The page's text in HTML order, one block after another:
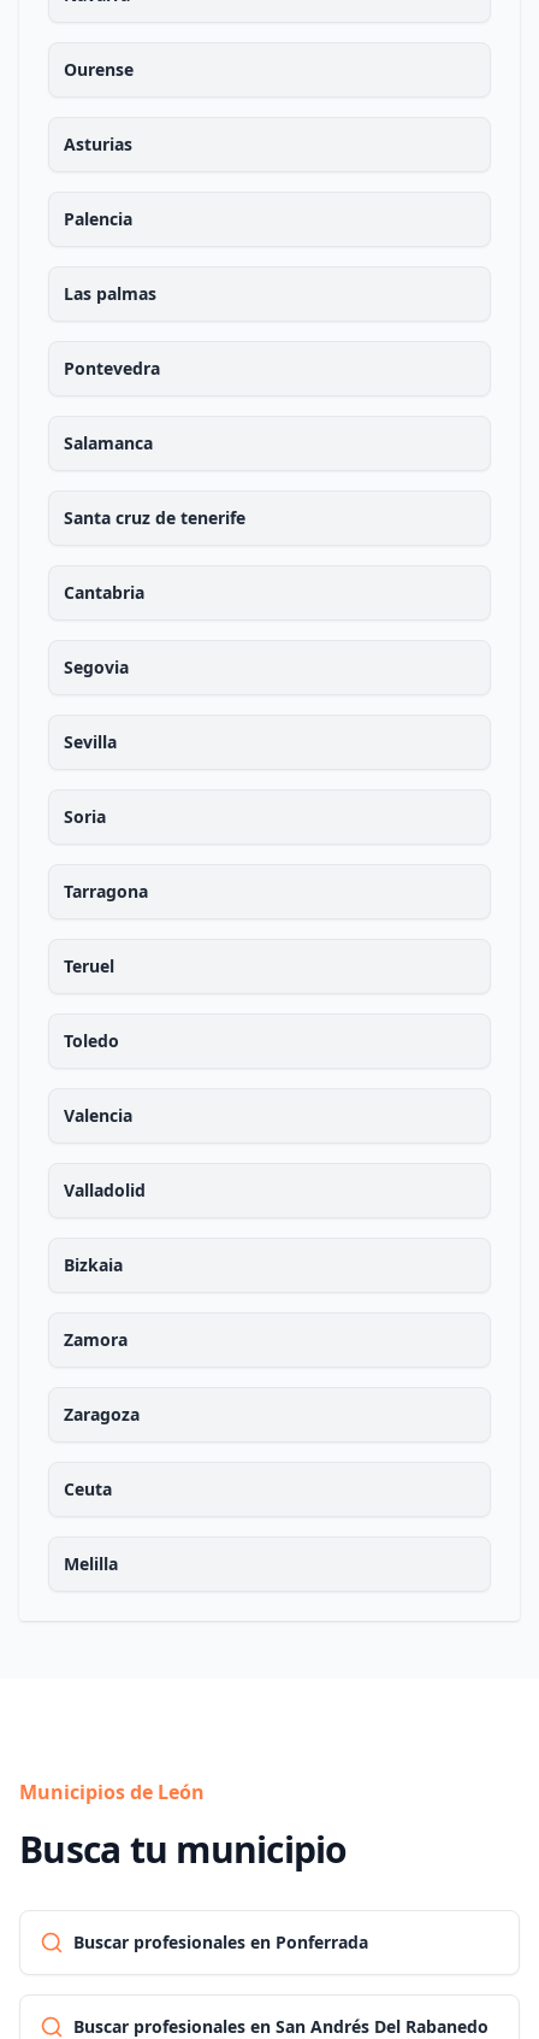
Ourense
Asturias
Palencia
Las palmas
Pontevedra
Salamanca
Santa cruz de tenerife
Cantabria
Segovia
Sevilla
Soria
Tarragona
Teruel
Toledo
Valencia
Valladolid
Bizkaia
Zamora
Zaragoza
Ceuta
Melilla
Municipios de León
Busca tu municipio
Buscar profesionales en Ponferrada
Buscar profesionales en San Andrés Del Rabanedo